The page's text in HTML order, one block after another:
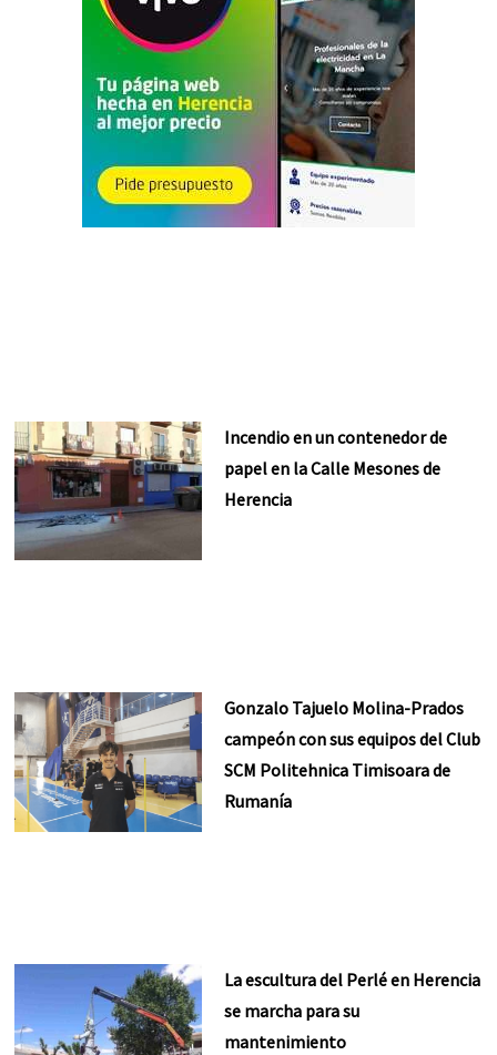
Incendio en un contenedor de
papel en la Calle Mesones de
Herencia
Gonzalo Tajuelo Molina-Prados
campeón con sus equipos del Club
SCM Politehnica Timisoara de
Rumanía
La escultura del Perlé en Herencia
se marcha para su
mantenimiento